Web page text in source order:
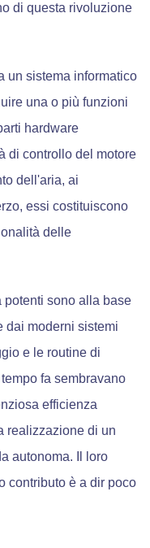
di questa rivoluzione
un sistema informatico
una o più funzioni
hardware
di controllo del motore
dell'aria, ai
essi costituiscono
delle
potenti sono alla base
dai moderni sistemi
e le routine di
fa sembravano
efficienza
realizzazione di un
autonoma. Il loro
contributo è a dir poco